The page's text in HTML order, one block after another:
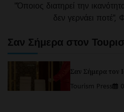
"Όποιος διατηρεί την
δεν γερνάει ποτέ",
Σαν Σήμερα στον
Σαν Σήμερα τον
Tourism Press